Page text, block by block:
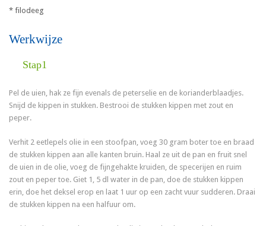
* filodeeg
Werkwijze
Stap1
Pel de uien, hak ze fijn evenals de peterselie en de korianderblaadjes.
Snijd de kippen in stukken. Bestrooi de stukken kippen met zout en
peper.
Verhit 2 eetlepels olie in een stoofpan, voeg 30 gram boter toe en braad
de stukken kippen aan alle kanten bruin. Haal ze uit de pan en fruit snel
de uien in de olie, voeg de fijngehakte kruiden, de specerijen en ruim
zout en peper toe. Giet 1, 5 dl water in de pan, doe de stukken kippen
erin, doe het deksel erop en laat 1 uur op een zacht vuur sudderen. Draai
de stukken kippen na een halfuur om.